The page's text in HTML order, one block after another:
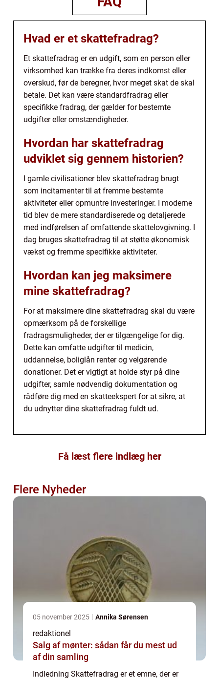
Hvad er et skattefradrag?
Et skattefradrag er en udgift, som en person eller
virksomhed kan trække fra deres indkomst eller
overskud, før de beregner, hvor meget skat de skal
betale. Det kan være standardfradrag eller
specifikke fradrag, der gælder for bestemte
udgifter eller omstændigheder.
Hvordan har skattefradrag
udviklet sig gennem historien?
I gamle civilisationer blev skattefradrag brugt
som incitamenter til at fremme bestemte
aktiviteter eller opmuntre investeringer. I moderne
tid blev de mere standardiserede og detaljerede
med indførelsen af omfattende skattelovgivning. I
dag bruges skattefradrag til at støtte økonomisk
vækst og fremme specifikke aktiviteter.
Hvordan kan jeg maksimere
mine skattefradrag?
For at maksimere dine skattefradrag skal du være
opmærksom på de forskellige
fradragsmuligheder, der er tilgængelige for dig.
Dette kan omfatte udgifter til medicin,
uddannelse, boliglån renter og velgørende
donationer. Det er vigtigt at holde styr på dine
udgifter, samle nødvendig dokumentation og
rådføre dig med en skatteekspert for at sikre, at
du udnytter dine skattefradrag fuldt ud.
Få læst flere indlæg her
Flere Nyheder
05 november 2025 Annika Sørensen
redaktionel
Salg af mønter: sådan får du mest ud
af din samling
Indledning Skattefradrag er et emne, der er